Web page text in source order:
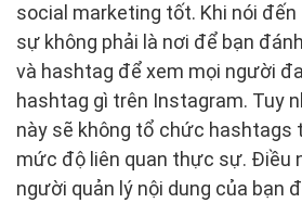
social marketing tốt. Khi nói
sự không phải là nơi để bạn
và hashtag để xem mọi người
hashtag gì trên Instagram. Tuy
này sẽ không tổ chức hashtags
mức độ liên quan thực sự. Điều
người quản lý nội dung của bạn